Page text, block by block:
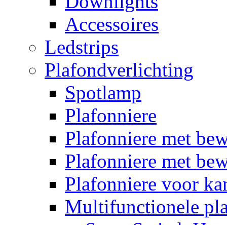
Accessoires
Ledstrips
Plafondverlichting
Spotlamp
Plafonniere
Plafonniere met
Plafonniere met
Plafonniere voor
Multifunctionele